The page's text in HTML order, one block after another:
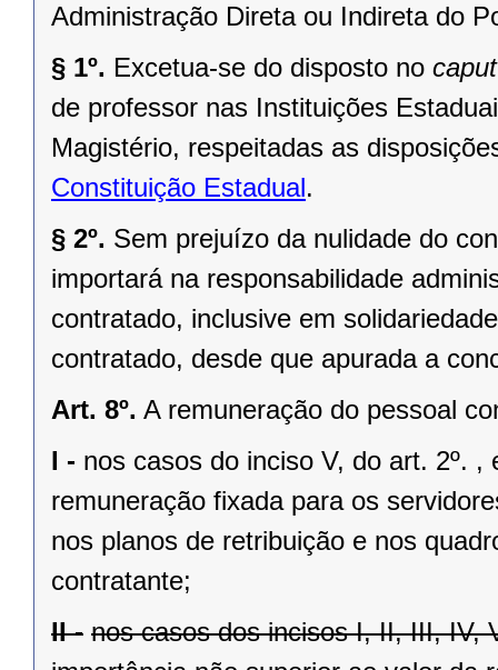
Administração Direta ou Indireta do
§ 1º. Excetua-se do disposto no caput
de professor nas Instituições
Magistério, respeitadas as
Constituição Estadual.
§ 2º. Sem prejuízo da nulidade do
importará na responsabilidade
contratado, inclusive em
contratado, desde que apurada a
Art. 8º. A remuneração do pessoal
I - nos casos do inciso V, do art. 2º.
remuneração fixada para os
nos planos de retribuição e nos
contratante;
II - nos casos dos incisos I, II, III, IV,